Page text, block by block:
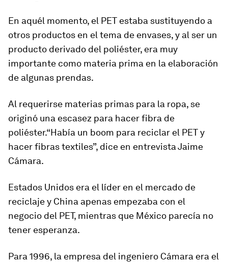
En aquél momento, el PET estaba sustituyendo a
otros productos en el tema de envases, y al ser un
producto derivado del poliéster, era muy
importante como materia prima en la elaboración
de algunas prendas.
Al requerirse materias primas para la ropa, se
originó una escasez para hacer fibra de
poliéster.“Había un boom para reciclar el PET y
hacer fibras textiles”, dice en entrevista Jaime
Cámara.
Estados Unidos era el líder en el mercado de
reciclaje y China apenas empezaba con el
negocio del PET, mientras que México parecía no
tener esperanza.
Para 1996, la empresa del ingeniero Cámara era el